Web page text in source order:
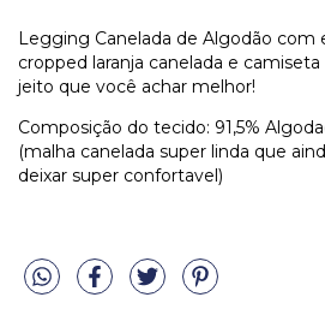
Legging Canelada de Algodão com
cropped laranja canelada e
jeito que você achar melhor!
Composição do tecido: 91,5%
(malha canelada super linda que
deixar super confortavel)